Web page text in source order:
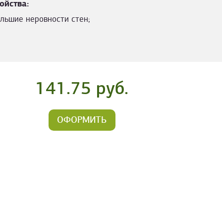
неровности стен;
141.75 руб.
ОФОРМИТЬ